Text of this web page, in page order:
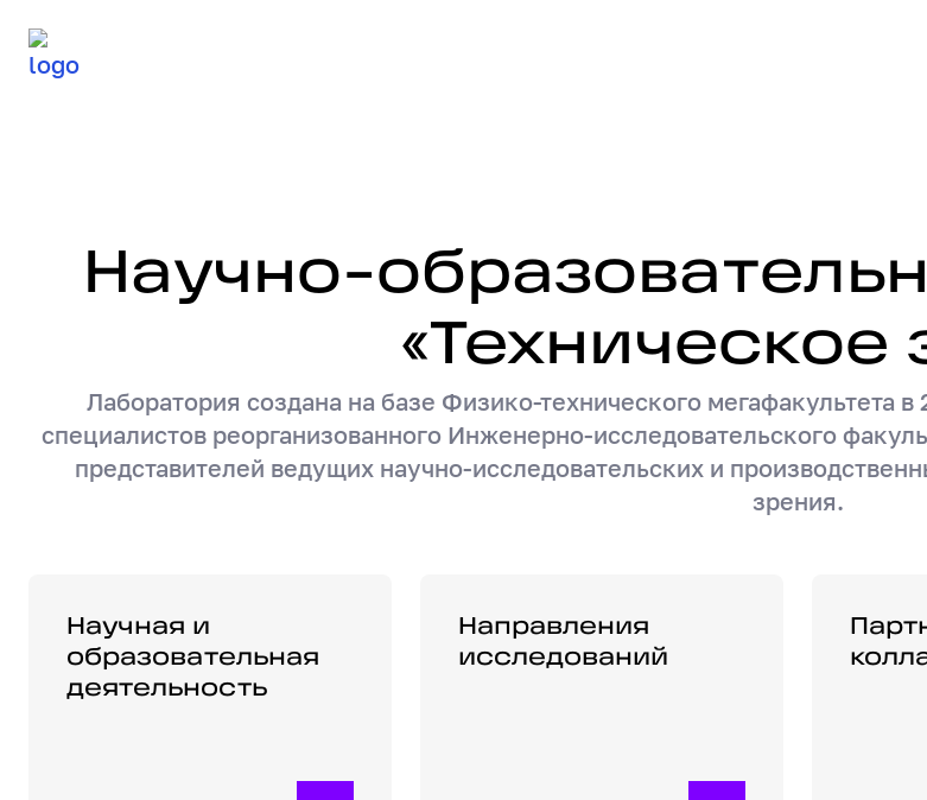
Научно-образовательная лаборатория
Научно-
«Техническое
Лаборатория создана на базе Физико-технического мегафакультета
специалистов реорганизованного Инженерно-исследовательского
представителей ведущих научно-исследовательских и
зрения.
Научная и образовательная деятельность
Научная и
образовательная
деятельность
Направления исследований
Направления
исследований